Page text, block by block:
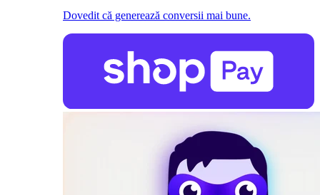
Dovedit că generează conversii mai bune.